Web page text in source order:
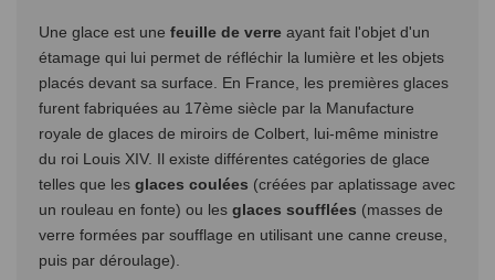
Une glace est une feuille de verreayant fait l'objet d'un
étamage qui lui permet de réfléchir la lumière et les objets
placés devant sa surface. En France, les premières glaces
furent fabriquées au 17ème siècle par la Manufacture
royale de glaces de miroirs de Colbert, lui-même ministre
du roi Louis XIV. Il existe différentes catégories de glace
telles que les glaces coulées (créées par aplatissage avec
un rouleau en fonte) ou les glaces soufflées (masses de
verre formées par soufflage en utilisant une canne creuse,
puis par déroulage).